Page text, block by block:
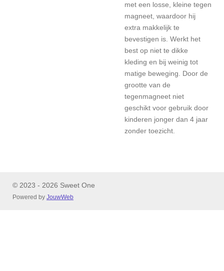
met een losse, kleine tegen
magneet, waardoor hij
extra makkelijk te
bevestigen is. Werkt het
best op niet te dikke
kleding en bij weinig tot
matige beweging. Door de
grootte van de
tegenmagneet niet
geschikt voor gebruik door
kinderen jonger dan 4 jaar
zonder toezicht.
© 2023 - 2026 Sweet One
Powered by JouwWeb